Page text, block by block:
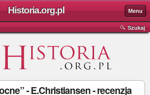
Historia.org.pl Menu
Szukaj
- E.Christiansen - recenzja